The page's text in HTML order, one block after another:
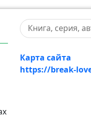
Карта сайта
https://break-